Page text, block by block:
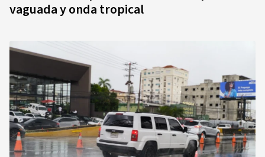
vaguada y onda tropical